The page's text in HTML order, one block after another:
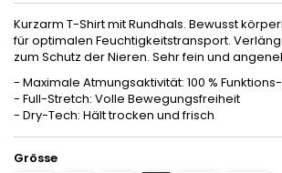
Kurzarm T-Shirt mit Rundhals. Bewusst
für optimalen Feuchtigkeitstransport.
zum Schutz der Nieren. Sehr fein und
- Maximale Atmungsaktivität: 100 %
- Full-Stretch: Volle Bewegungsfreiheit
- Dry-Tech: Hält trocken und frisch
Grösse